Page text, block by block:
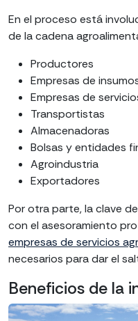
En el proceso está
de la cadena
Productores
Empresas de
Empresas de
Transportistas
Almacenadoras
Bolsas y entidades
Agroindustria
Exportadores
Por otra parte, la clave
con el asesoramiento
empresas de servicios
necesarios para dar el
Beneficios de la